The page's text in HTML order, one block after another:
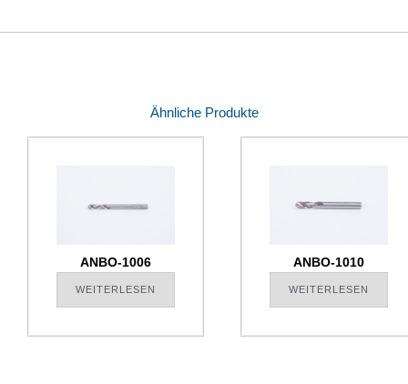
Ähnliche Produkte
ANBO-1006
WEITERLESEN
ANBO-1010
WEITERLESEN